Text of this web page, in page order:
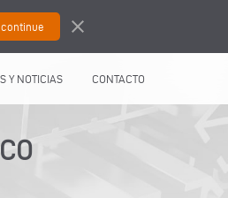
close
Y NOTICIAS CONTACTO